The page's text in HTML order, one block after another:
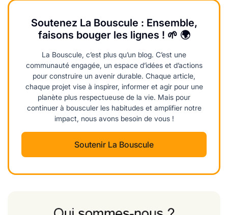
Soutenez La Bouscule : Ensemble,
faisons bouger les lignes ! 🌱 🌍
La Bouscule, c’est plus qu’un blog. C’est une
communauté engagée, un espace d’idées et d’actions
pour construire un avenir durable. Chaque article,
chaque projet vise à inspirer, informer et agir pour une
planète plus respectueuse de la vie. Mais pour
continuer à bousculer les habitudes et amplifier notre
impact, nous avons besoin de vous !
Soutenir La Bouscule